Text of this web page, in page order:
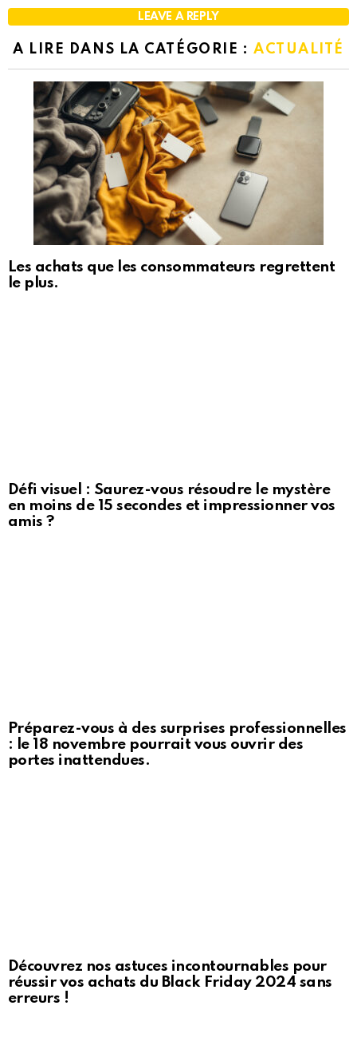
LEAVE A REPLY
A LIRE DANS LA CATÉGORIE : ACTUALITÉ
Les achats que les consommateurs regrettent
le plus.
Défi visuel : Saurez-vous résoudre le mystère
en moins de 15 secondes et impressionner vos
amis ?
Préparez-vous à des surprises professionnelles
: le 18 novembre pourrait vous ouvrir des
portes inattendues.
Découvrez nos astuces incontournables pour
réussir vos achats du Black Friday 2024 sans
erreurs !